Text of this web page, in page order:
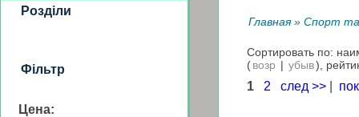
Розділи
Фільтр
Цена:
Главная» Спорт
Сортировать по:
(возр | убыв),
1 2 след >>